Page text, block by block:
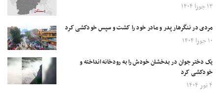
۱۳ جوزا ۱۴۰۴
مردی در ننگرهار پدر و مادر خود را کشت و سپس خودکشی کرد
۱۰ جوزا ۱۴۰۴
یک دختر جوان در بدخشان خودش را به رودخانه انداخته و
خودکشی کرد
۴ ثور ۱۴۰۴